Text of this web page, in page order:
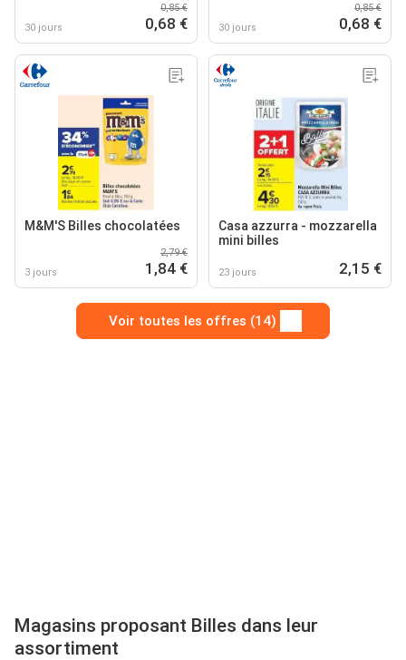
30 jours
0,85 €
0,68 € 30 jours
0,85 €
0,68 €
M&M'S Billes chocolatées
3 jours
2,79 €
1,84 €
Casa azzurra - mozzarella
mini billes
23 jours 2,15 €
Voir toutes les offres (14)
Magasins proposant Billes dans leur
assortiment